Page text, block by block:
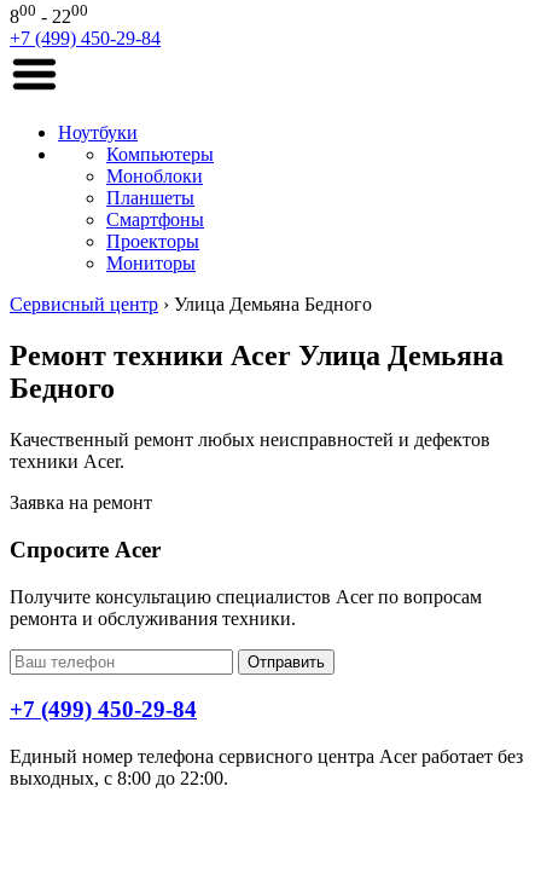
800 - 2200
+7 (499) 450-29-84
Ноутбуки
Компьютеры
Моноблоки
Планшеты
Смартфоны
Проекторы
Мониторы
Сервисный центр › Улица Демьяна Бедного
Ремонт техники Acer Улица Демьяна
Бедного
Качественный ремонт любых неисправностей и дефектов
техники Acer.
Заявка на ремонт
Спросите Acer
Получите консультацию специалистов Acer по вопросам
ремонта и обслуживания техники.
Отправить
+7 (499) 450-29-84
Единый номер телефона сервисного центра Acer работает без
выходных, с 8:00 до 22:00.